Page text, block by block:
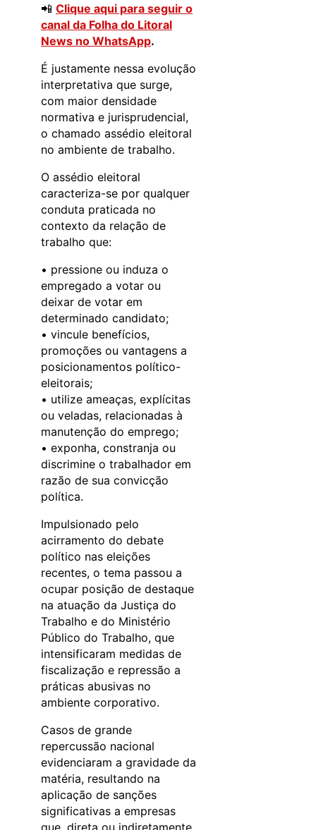
📲 Clique aqui para seguir o
canal da Folha do Litoral
News no WhatsApp.
É justamente nessa evolução
interpretativa que surge,
com maior densidade
normativa e jurisprudencial,
o chamado assédio eleitoral
no ambiente de trabalho.
O assédio eleitoral
caracteriza-se por qualquer
conduta praticada no
contexto da relação de
trabalho que:
• pressione ou induza o
empregado a votar ou
deixar de votar em
determinado candidato;
• vincule benefícios,
promoções ou vantagens a
posicionamentos político-
eleitorais;
• utilize ameaças, explícitas
ou veladas, relacionadas à
manutenção do emprego;
• exponha, constranja ou
discrimine o trabalhador em
razão de sua convicção
política.
Impulsionado pelo
acirramento do debate
político nas eleições
recentes, o tema passou a
ocupar posição de destaque
na atuação da Justiça do
Trabalho e do Ministério
Público do Trabalho, que
intensificaram medidas de
fiscalização e repressão a
práticas abusivas no
ambiente corporativo.
Casos de grande
repercussão nacional
evidenciaram a gravidade da
matéria, resultando na
aplicação de sanções
significativas a empresas
que, direta ou indiretamente,